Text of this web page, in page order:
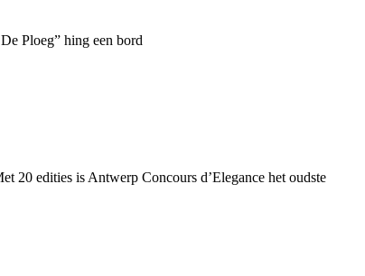
Ploeg” hing een bord
20 edities is Antwerp Concours d’Elegance het oudste